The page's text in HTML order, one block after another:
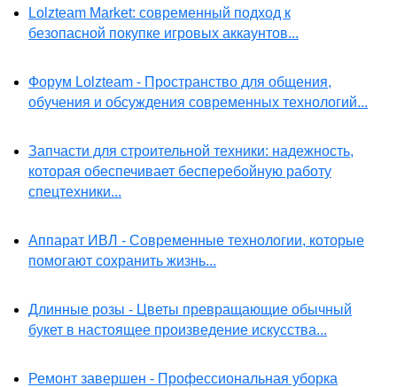
Lolzteam Market: современный подход к
безопасной покупке игровых аккаунтов...
Форум Lolzteam - Пространство для общения,
обучения и обсуждения современных технологий...
Запчасти для строительной техники: надежность,
которая обеспечивает бесперебойную работу
спецтехники...
Аппарат ИВЛ - Современные технологии, которые
помогают сохранить жизнь...
Длинные розы - Цветы превращающие обычный
букет в настоящее произведение искусства...
Ремонт завершен - Профессиональная уборка